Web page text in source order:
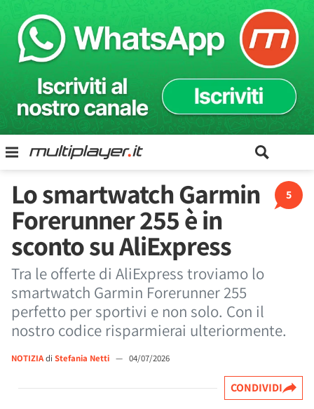
5
Lo smartwatch Garmin
Forerunner 255 è in
sconto su AliExpress
Tra le offerte di AliExpress troviamo lo
smartwatch Garmin Forerunner 255
perfetto per sportivi e non solo. Con il
nostro codice risparmierai ulteriormente.
NOTIZIAdi Stefania Netti — 04/07/2026
CONDIVIDI